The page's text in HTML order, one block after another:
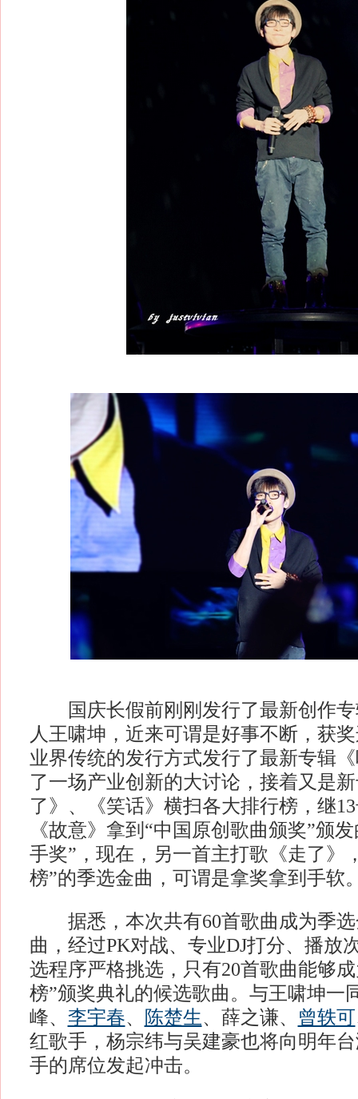
国庆长假前刚刚发行了最新创作专
人王啸坤，近来可谓是好事不断，获
业界传统的发行方式发行了最新专辑
了一场产业创新的大讨论，接着又是
了》、《笑话》横扫各大排行榜，继
《故意》拿到“中国原创歌曲颁奖”颁
手奖”，现在，另一首主打歌《走了》
榜”的季选金曲，可谓是拿奖拿到手软
据悉，本次共有60首歌曲成为季选
曲，经过PK对战、专业DJ打分、播放
选程序严格挑选，只有20首歌曲能够
榜”颁奖典礼的候选歌曲。与王啸坤一
峰、 李宇春、 陈楚生、薛之谦、 曾轶可
红歌手，杨宗纬与吴建豪也将向明年
手的席位发起冲击。